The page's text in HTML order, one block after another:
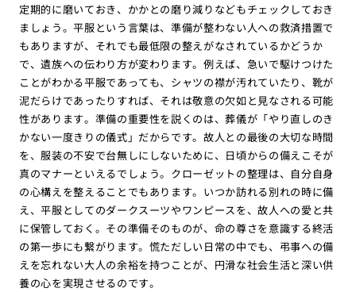
定期的に磨いておき、かかとの磨り減りなどもチェックしておき
ましょう。平服という言葉は、準備が整わない人への救済措置で
もありますが、それでも最低限の整えがなされているかどうか
で、遺族への伝わり方が変わります。例えば、急いで駆けつけた
ことがわかる平服であっても、シャツの襟が汚れていたり、靴が
泥だらけであったりすれば、それは敬意の欠如と見なされる可能
性があります。準備の重要性を説くのは、葬儀が「やり直しのき
かない一度きりの儀式」だからです。故人との最後の大切な時間
を、服装の不安で台無しにしないために、日頃からの備えこそが
真のマナーといえるでしょう。クローゼットの整理は、自分自身
の心構えを整えることでもあります。いつか訪れる別れの時に備
え、平服としてのダークスーツやワンピースを、故人への愛と共
に保管しておく。その準備そのものが、命の尊さを意識する終活
の第一歩にも繋がります。慌ただしい日常の中でも、弔事への備
えを忘れない大人の余裕を持つことが、円滑な社会生活と深い供
養の心を実現させるのです。